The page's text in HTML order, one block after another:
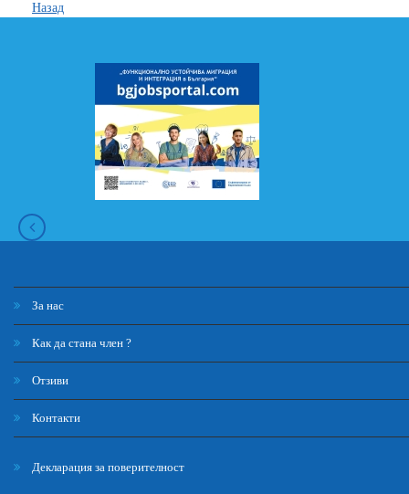
Назад
За нас
Как да стана член ?
Отзиви
Контакти
Декларация за поверителност